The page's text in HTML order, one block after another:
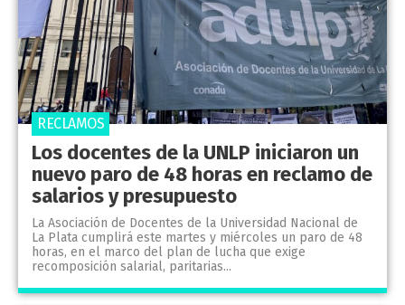
Los docentes de la UNLP iniciaron un
nuevo paro de 48 horas en reclamo de
salarios y presupuesto
La Asociación de Docentes de la Universidad Nacional de
La Plata cumplirá este martes y miércoles un paro de 48
horas, en el marco del plan de lucha que exige
recomposición salarial, paritarias...
RECLAMOS